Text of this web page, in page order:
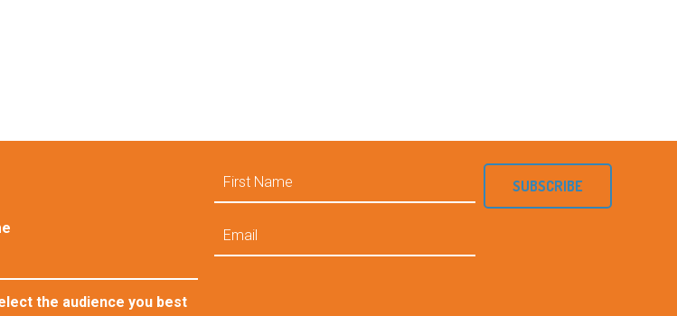
Name
the audience you best
SUBSCRIBE